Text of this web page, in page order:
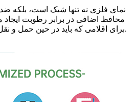
نمای فلزی نه تنها شیک است، بلکه
محافظ اضافی در برابر رطوبت ایجاد
برای اقلامی که باید در حین حمل و نقل خشک بمانند، مفید است.